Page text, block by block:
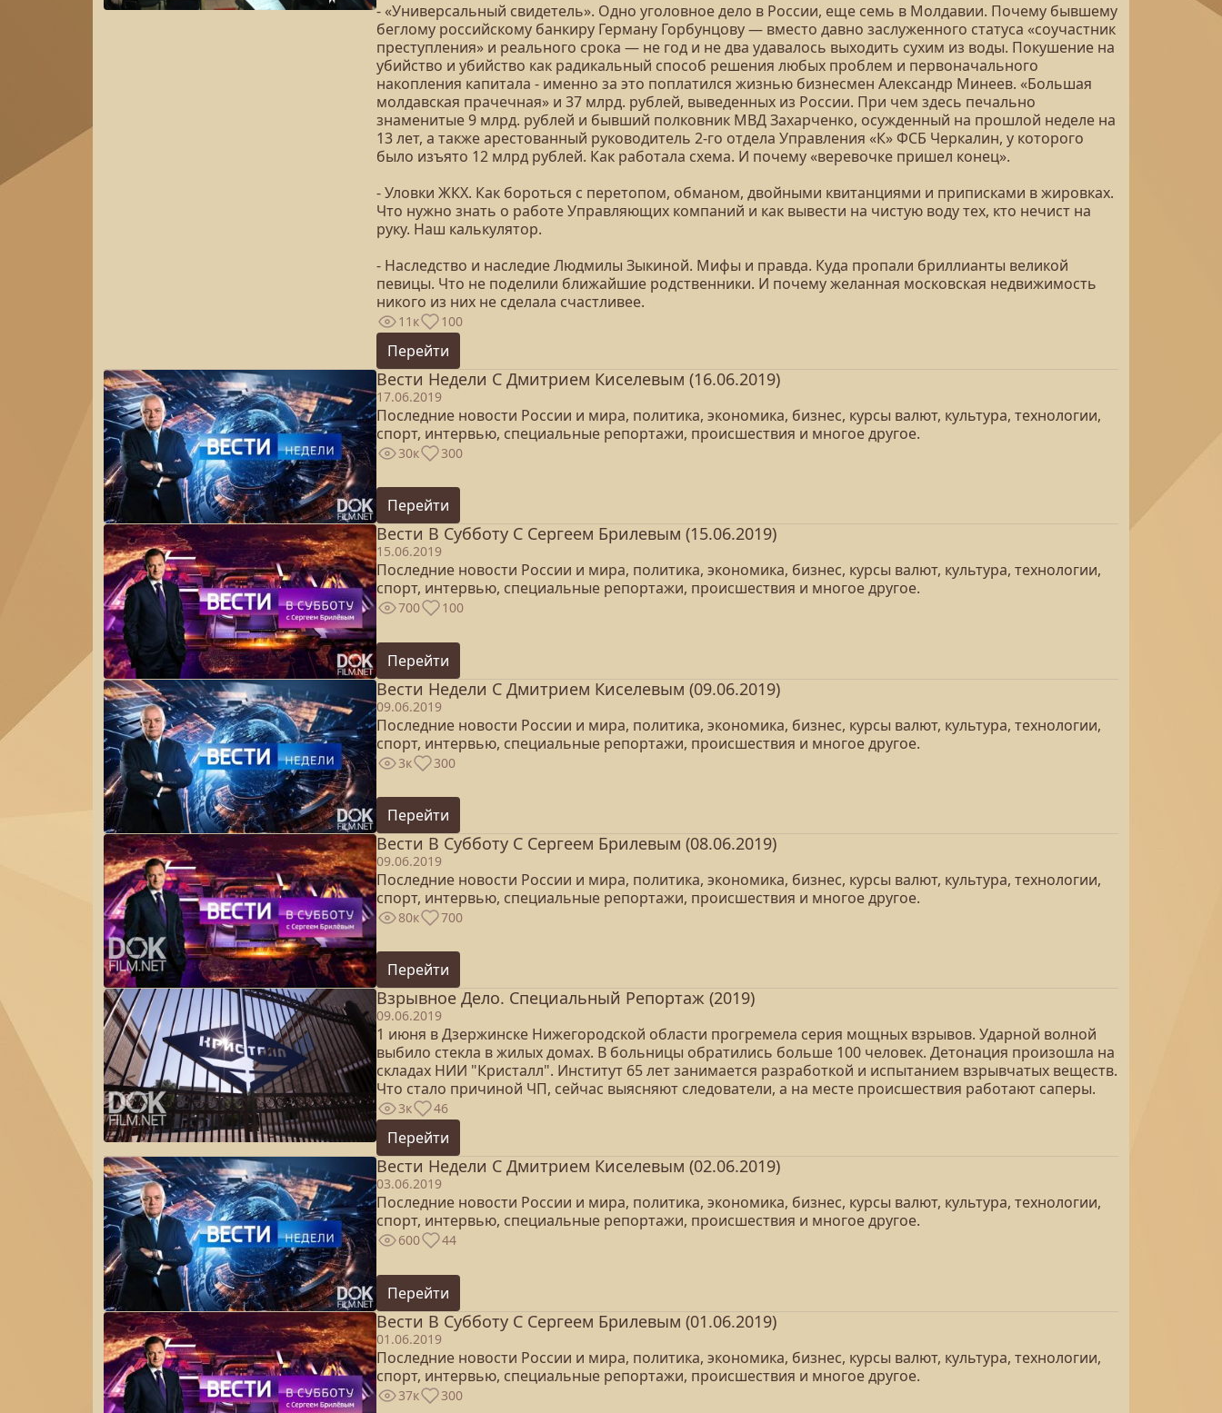
- «Универсальный свидетель». Одно уголовное дело в России, еще семь в Молдавии. Почему бывшему
беглому российскому банкиру Герману Горбунцову — вместо давно заслуженного статуса «соучастник
преступления» и реального срока — не год и не два удавалось выходить сухим из воды. Покушение на
убийство и убийство как радикальный способ решения любых проблем и первоначального
накопления капитала - именно за это поплатился жизнью бизнесмен Александр Минеев. «Большая
молдавская прачечная» и 37 млрд. рублей, выведенных из России. При чем здесь печально
знаменитые 9 млрд. рублей и бывший полковник МВД Захарченко, осужденный на прошлой неделе на
13 лет, а также арестованный руководитель 2-го отдела Управления «К» ФСБ Черкалин, у которого
было изъято 12 млрд рублей. Как работала схема. И почему «веревочке пришел конец».
- Уловки ЖКХ. Как бороться с перетопом, обманом, двойными квитанциями и приписками в жировках.
Что нужно знать о работе Управляющих компаний и как вывести на чистую воду тех, кто нечист на
руку. Наш калькулятор.
- Наследство и наследие Людмилы Зыкиной. Мифы и правда. Куда пропали бриллианты великой
певицы. Что не поделили ближайшие родственники. И почему желанная московская недвижимость
никого из них не сделала счастливее.
11к 100
Перейти
Вести Недели С Дмитрием Киселевым (16.06.2019)
17.06.2019
Последние новости России и мира, политика, экономика, бизнес, курсы валют, культура, технологии,
спорт, интервью, специальные репортажи, происшествия и многое другое.
30к 300
Перейти
Вести В Субботу С Сергеем Брилевым (15.06.2019)
15.06.2019
Последние новости России и мира, политика, экономика, бизнес, курсы валют, культура, технологии,
спорт, интервью, специальные репортажи, происшествия и многое другое.
700 100
Перейти
Вести Недели С Дмитрием Киселевым (09.06.2019)
09.06.2019
Последние новости России и мира, политика, экономика, бизнес, курсы валют, культура, технологии,
спорт, интервью, специальные репортажи, происшествия и многое другое.
3к 300
Перейти
Вести В Субботу С Сергеем Брилевым (08.06.2019)
09.06.2019
Последние новости России и мира, политика, экономика, бизнес, курсы валют, культура, технологии,
спорт, интервью, специальные репортажи, происшествия и многое другое.
80к 700
Перейти
Взрывное Дело. Специальный Репортаж (2019)
09.06.2019
1 июня в Дзержинске Нижегородской области прогремела серия мощных взрывов. Ударной волной
выбило стекла в жилых домах. В больницы обратились больше 100 человек. Детонация произошла на
складах НИИ "Кристалл". Институт 65 лет занимается разработкой и испытанием взрывчатых веществ.
Что стало причиной ЧП, сейчас выясняют следователи, а на месте происшествия работают саперы.
3к 46
Перейти
Вести Недели С Дмитрием Киселевым (02.06.2019)
03.06.2019
Последние новости России и мира, политика, экономика, бизнес, курсы валют, культура, технологии,
спорт, интервью, специальные репортажи, происшествия и многое другое.
600 44
Перейти
Вести В Субботу С Сергеем Брилевым (01.06.2019)
01.06.2019
Последние новости России и мира, политика, экономика, бизнес, курсы валют, культура, технологии,
спорт, интервью, специальные репортажи, происшествия и многое другое.
37к 300